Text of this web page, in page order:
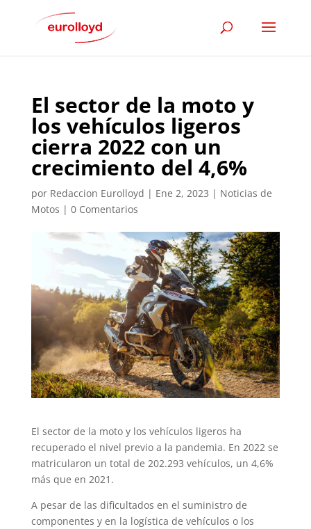
El sector de la moto y
los vehículos ligeros
cierra 2022 con un
crecimiento del 4,6%
por Redaccion Eurolloyd | Ene 2, 2023 | Noticias de
Motos | 0 Comentarios
El sector de la moto y los vehículos ligeros ha
recuperado el nivel previo a la pandemia. En 2022 se
matricularon un total de 202.293 vehículos, un 4,6%
más que en 2021.
A pesar de las dificultados en el suministro de
componentes y en la logística de vehículos o los